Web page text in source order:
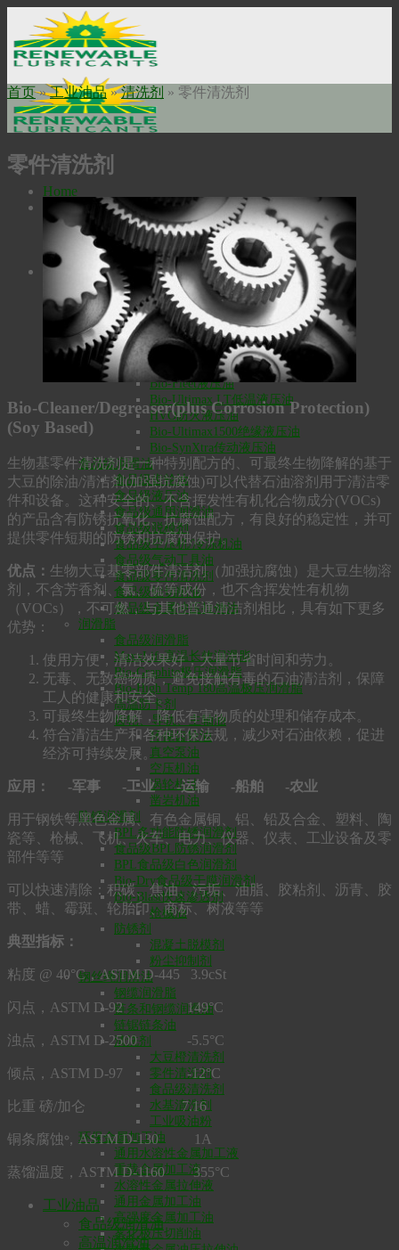
content
Home
关于我们
使命申明
公司历史
瑞安勃安全科技
工业油品
高温润滑油
Bio-Extreme高温润滑油
Bio-SynXtra高温链条润滑油
液压油
Bio-Ultimax1000液压油
Bio-Ultimax 2000液压油
Bio-Fleet液压油
Bio-Ultimax LT低温液压油
HVO防火液压油
Bio-Ultimax1500绝缘液压油
Bio-SynXtra传动液压油
食品级润滑油
食品级齿轮油
食品级液压油
食品级通用润滑油
食品级脱模剂
食品级空压机/冷冻机油
食品级气动工具油
食品级零件清洗剂
食品级铝切削油
食品级金属冲压拉伸油
润滑脂
食品级润滑脂
MaxxLife高温长效润滑脂
Bio-Graphite极压润滑脂
Bio-High Temp 180高温极压润滑脂
高温防卡剂
齿轮、导轨、主轴油
环保齿轮油
真空泵油
空压机油
涡轮机油
凿岩机油
防锈润滑剂
BPL多功能防锈润滑剂
食品级BPL防锈润滑剂
BPL食品级白色润滑剂
Bio-Dry食品级干膜润滑剂
Bio-Blast快速渗透剂
枪械油
防锈剂
混凝土脱模剂
粉尘抑制剂
钢丝绳润滑油
钢缆润滑脂
链条和钢缆润滑油
链锯链条油
清洗剂
大豆橙清洗剂
零件清洗剂
食品级清洗剂
水基清洗剂
工业吸油粉
环保金属加工油
通用水溶性金属加工液
重载金属加工液
水溶性金属拉伸液
通用金属加工油
高强度金属加工油
雾化极压切削油
首页»工业油品»清洗剂 » 零件清洗剂
零件清洗剂
Bio-Cleaner/Degreaser(plus Corrosion Protection)
(Soy Based)
生物基零件清洗剂是一种特别配方的、可最终生物降解的基于
大豆的除油/清洁剂(加强抗腐蚀)可以代替石油溶剂用于清洁零
件和设备。这种安全的、不含挥发性有机化合物成分(VOCs)
的产品含有防锈抗氧化、抗腐蚀配方，有良好的稳定性，并可
提供零件短期的防锈和抗腐蚀保护。
优点： 生物大豆基零部件清洁剂（加强抗腐蚀）是大豆生物溶
剂，不含芳香剂、氯、硫等成份，也不含挥发性有机物
（VOCs），不可燃，与其他普通清洁剂相比，具有如下更多
优势：
使用方便，清洁效果好，大量节省时间和劳力。
无毒、无致癌物质，避免接触有毒的石油清洁剂，保障
工人的健康和安全。
可最终生物降解，降低有害物质的处理和储存成本。
符合清洁生产和各种环保法规，减少对石油依赖，促进
经济可持续发展。
应用： -军事 -工业 -运输 -船舶 -农业
用于钢铁等黑色金属、有色金属铜、铝、铅及合金、塑料、陶
瓷等、枪械、飞机、火车、电力、仪器、仪表、工业设备及零
部件等等
可以快速清除：积碳、焦油、污垢、油脂、胶粘剂、沥青、胶
带、蜡、霉斑、轮胎印、商标、树液等等
典型指标：
粘度 @ 40°C，ASTM D-445 3.9cSt
闪点，ASTM D-92 149°C
浊点，ASTM D-2500 -5.5°C
倾点，ASTM D-97 -12°C
比重 磅/加仑 7.16
铜条腐蚀，ASTM D-130 1A
蒸馏温度，ASTM D-1160 355°C
工业油品
食品级润滑油
高温润滑油